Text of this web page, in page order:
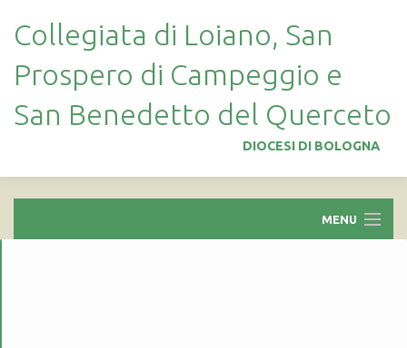
Collegiata di Loiano, San
Prospero di Campeggio e
San Benedetto del Querceto
DIOCESI DI BOLOGNA
MENU